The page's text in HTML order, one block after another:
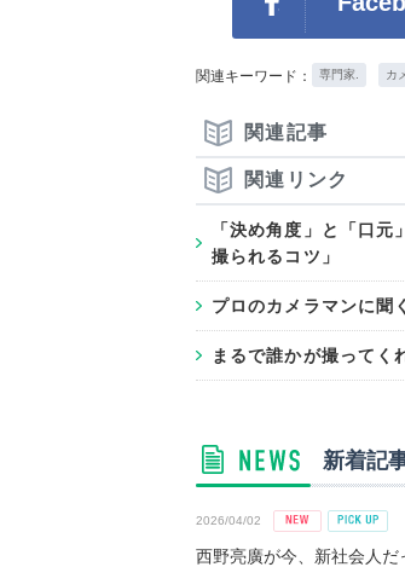
関連キーワード： 専門家. カ
関連記事
関連リンク
「決め角度」と「口
撮られるコツ」
プロのカメラマンに聞
まるで誰かが撮って
新着記
2026/04/02
西野亮廣が今、新社会人